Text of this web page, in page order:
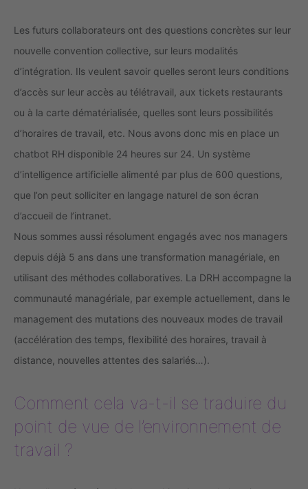
Les futurs collaborateurs ont des questions concrètes sur leur
nouvelle convention collective, sur leurs modalités
d’intégration. Ils veulent savoir quelles seront leurs conditions
d’accès sur leur accès au télétravail, aux tickets restaurants
ou à la carte dématérialisée, quelles sont leurs possibilités
d’horaires de travail, etc. Nous avons donc mis en place un
chatbot RH disponible 24 heures sur 24. Un système
d’intelligence artificielle alimenté par plus de 600 questions,
que l’on peut solliciter en langage naturel de son écran
d’accueil de l’intranet.
Nous sommes aussi résolument engagés avec nos managers
depuis déjà 5 ans dans une transformation managériale, en
utilisant des méthodes collaboratives. La DRH accompagne la
communauté managériale, par exemple actuellement, dans le
management des mutations des nouveaux modes de travail
(accélération des temps, flexibilité des horaires, travail à
distance, nouvelles attentes des salariés…).
Comment cela va-t-il se traduire du
point de vue de l’environnement de
travail ?